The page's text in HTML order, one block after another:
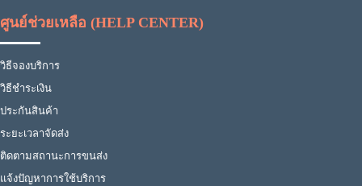
ศูนย์ช่วยเหลือ (HELP CENTER)
วิธีจองบริการ
วิธีชำระเงิน
ประกันสินค้า
ระยะเวลาจัดส่ง
ติดตามสถานะการขนส่ง
แจ้งปัญหาการใช้บริการ